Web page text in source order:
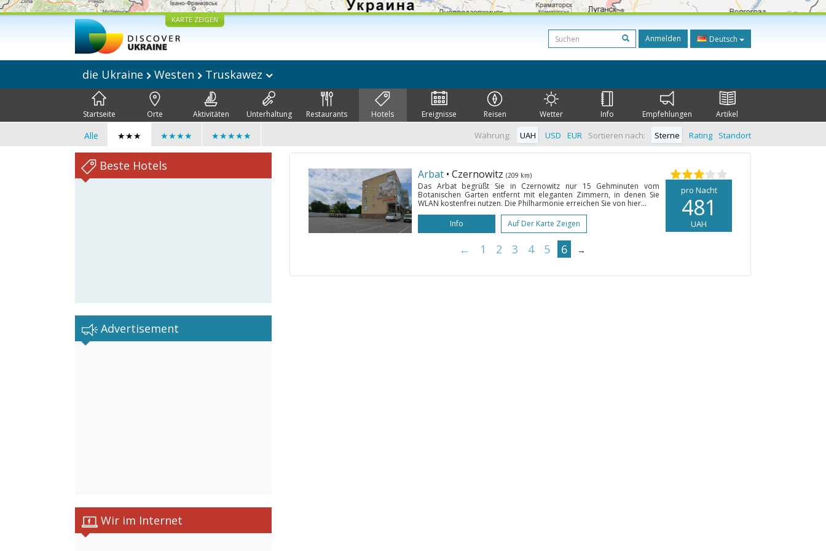
KARTE ZEIGEN
Anmelden Deutsch
die Ukraine Westen Truskawez
Startseite Orte Aktivitäten Unterhaltung Restaurants Hotels Ereignisse Reisen Wetter Info Empfehlungen Artikel
Alle ★★★ ★★★★ ★★★★★ Sortieren nach: Sterne Rating Standort
Währung: UAH USD EUR
Beste Hotels
Advertisement
Wir im Internet
pro Nacht
481
UAH
Arbat • Czernowitz (209 km)
Das Arbat begrüßt Sie in Czernowitz nur 15 Gehminuten vom
Botanischen Garten entfernt mit eleganten Zimmern, in denen Sie
WLAN kostenfrei nutzen. Die Philharmonie erreichen Sie von hier...
Info
Auf Der Karte Zeigen
← 1 2 3 4 5 6 →